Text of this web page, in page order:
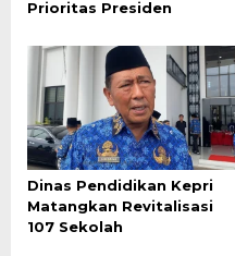
Prioritas Presiden
Dinas Pendidikan Kepri
Matangkan Revitalisasi
107 Sekolah